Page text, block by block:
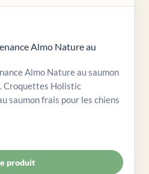
Almo Nature au
Almo Nature au saumon
Croquettes Holistic
saumon frais pour les chiens
produit